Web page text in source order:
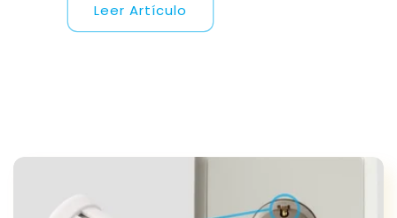
Leer Artículo